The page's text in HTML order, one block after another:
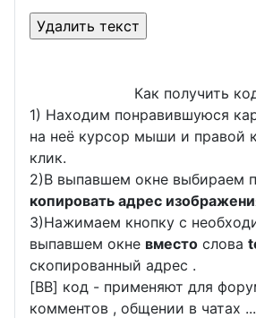
Как получить
1) Находим понравившуюся
на неё курсор мыши и правой
клик.
2)В выпавшем окне выбираем
копировать адрес
3)Нажимаем кнопку с
выпавшем окне вместо слова
скопированный адрес .
[BB] код - применяют для
комментов , общении в чатах ...